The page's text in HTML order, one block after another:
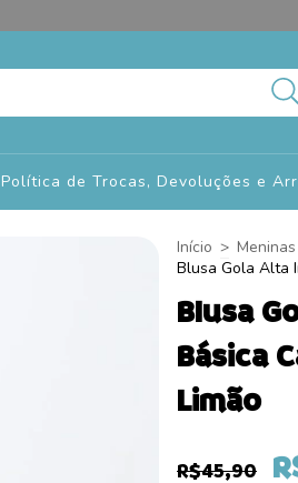
Política de Trocas, Devoluções e
Início > Meninas
Blusa Gola Alta
Blusa
Básica
Limão
R$45,90